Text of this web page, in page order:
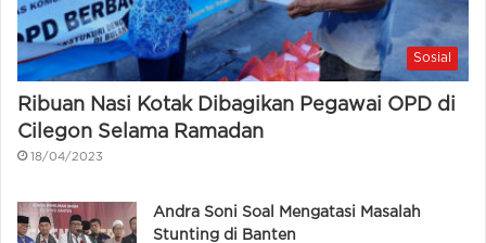
Sosial
Ribuan Nasi Kotak Dibagikan Pegawai OPD di
Cilegon Selama Ramadan
18/04/2023
Andra Soni Soal Mengatasi Masalah
Stunting di Banten